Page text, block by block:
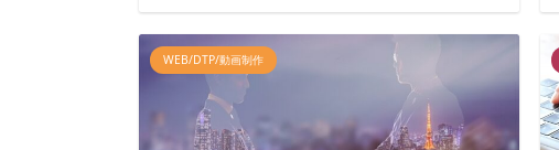
WEB/DTP/動画制作